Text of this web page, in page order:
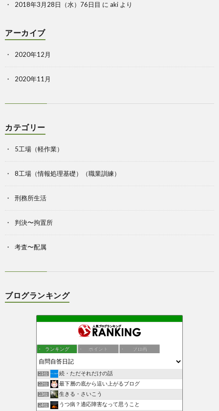
2018年3月28日（水）76日目 に aki より
アーカイブ
2020年12月
2020年11月
カテゴリー
5工場（軽作業）
8工場（情報処理基礎）（職業訓練）
刑務所生活
判決〜拘置所
考査〜配属
ブログランキング
ランキング ポイント ブロ画
11位 続・ただそれだけの話
12位 最下層の底から這い上がるブログ
13位 生きる・さいこう
14位 うつ病？適応障害なって思うこと